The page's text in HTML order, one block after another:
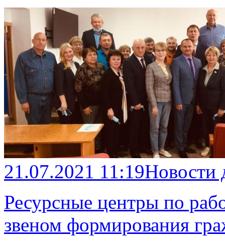
21.07.2021 11:19
Ресурсные центры по
звеном формирования